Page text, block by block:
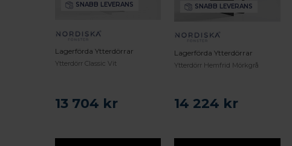
SNABB LEVERANS
Lagerförda Ytterdörrar
Ytterdörr Classic Vit
13 704 kr
SNABB LEVERANS
Lagerförda Ytterdörrar
Ytterdörr Hemfrid Mörkgrå
14 224 kr